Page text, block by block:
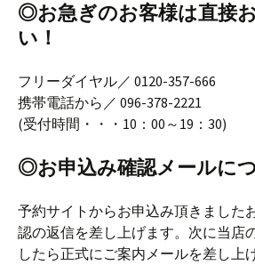
◎お急ぎのお客様は直接
い！
フリーダイヤル／ 0120-357-666
携帯電話から／ 096-378-2221
(受付時間・・・10：00～19：30)
◎お申込み確認メールに
予約サイトからお申込み頂きました
認の返信を差し上げます。次に当店
したら正式にご案内メールを差し上